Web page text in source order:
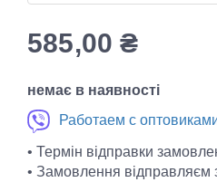
585,00₴
немає в наявності
Работаем с
• Термін відправки
• Замовлення відправляєм